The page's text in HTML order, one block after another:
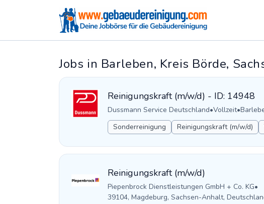
Jobs in Barleben, Kreis Börde,
Reinigungskraft (m/w/d) - ID: 14948
Dussmann Service Deutschland•Vollzeit•
Sonderreinigung
Reinigungskraft (m/w/d)
Reinigungskraft (m/w/d)
Piepenbrock Dienstleistungen GmbH + Co. KG•
39104, Magdeburg, Sachsen-Anhalt,